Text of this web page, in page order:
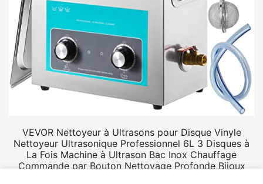
VEVOR Nettoyeur à Ultrasons pour Disque Vinyle
Nettoyeur Ultrasonique Professionnel 6L 3 Disques à
La Fois Machine à Ultrason Bac Inox Chauffage
Commande par Bouton Nettoyage Profonde Bijoux